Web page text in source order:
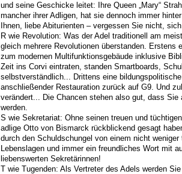
und seine Geschicke leitet: Ihre Queen „Mary“
mancher ihrer Adligen, hat sie dennoch immer
Ihnen, liebe Abiturienten – vergessen Sie nicht,
R wie Revolution: Was der Adel traditionell am
gleich mehrere Revolutionen überstanden. Erstens
zum modernen Multifunktionsgebäude inklusive
Zeit ins Corvi eintraten, standen Smartboards,
selbstverständlich... Drittens eine
anschließender Restauration zurück auf G9. Und
verändert... Die Chancen stehen also gut, dass
werden.
S wie Sekretariat: Ohne seinen treuen und
adlige Otto von Bismarck rückblickend gesagt
durch den Schuldschungel von einem nicht
Lebenslagen und immer ein freundliches Wort mit
liebenswerten Sekretärinnen!
T wie Tugenden: Als Vertreter des Adels werden